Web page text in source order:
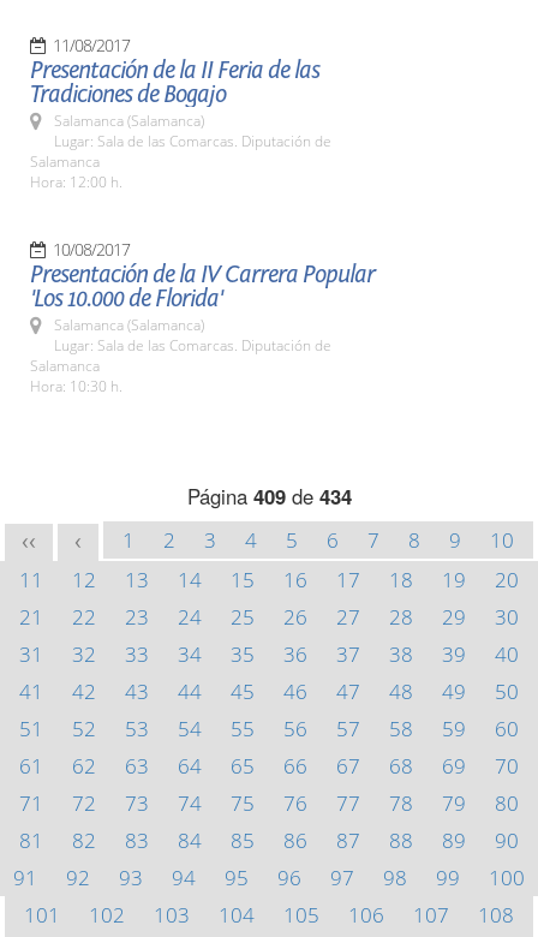
11/08/2017
Presentación de la II Feria de las
Tradiciones de Bogajo
Salamanca (Salamanca)
Lugar: Sala de las Comarcas. Diputación de
Salamanca
Hora: 12:00 h.
10/08/2017
Presentación de la IV Carrera Popular
'Los 10.000 de Florida'
Salamanca (Salamanca)
Lugar: Sala de las Comarcas. Diputación de
Salamanca
Hora: 10:30 h.
Página 409de 434
<< < 1 2 3 4 5 6 7 8 9
10
11
12 13 14 15 16 17 18 19
20
21
22 23 24 25 26 27 28 29
30
31
32 33 34 35 36 37 38 39
40
41
42 43 44 45 46 47 48 49
50
51
52 53 54 55 56 57 58 59
60
61
62 63 64 65 66 67 68 69
70
71
72 73 74 75 76 77 78 79
80
81
82 83 84 85 86 87 88 89
90
91
92 93 94 95 96 97 98 99
100
101
102 103 104 105 106 107
108